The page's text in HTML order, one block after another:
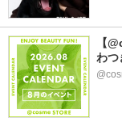
【
わつ